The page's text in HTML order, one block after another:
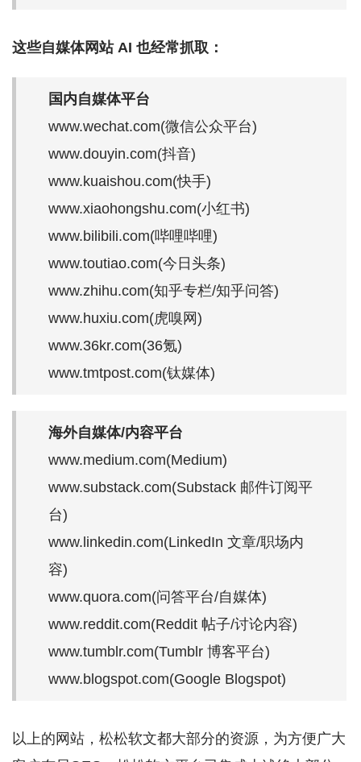
这些自媒体网站 AI 也经常抓取：
国内自媒体平台
www.wechat.com(微信公众平台)
www.douyin.com(抖音)
www.kuaishou.com(快手)
www.xiaohongshu.com(小红书)
www.bilibili.com(哔哩哔哩)
www.toutiao.com(今日头条)
www.zhihu.com(知乎专栏/知乎问答)
www.huxiu.com(虎嗅网)
www.36kr.com(36氪)
www.tmtpost.com(钛媒体)
海外自媒体/内容平台
www.medium.com(Medium)
www.substack.com(Substack 邮件订阅平
台)
www.linkedin.com(LinkedIn 文章/职场内
容)
www.quora.com(问答平台/自媒体)
www.reddit.com(Reddit 帖子/讨论内容)
www.tumblr.com(Tumblr 博客平台)
www.blogspot.com(Google Blogspot)
以上的网站，松松软文都大部分的资源，为方便广大